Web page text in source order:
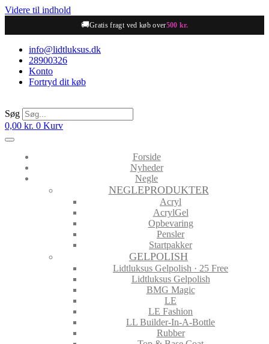
Videre til indhold
🚚Gratis fragt ved køb over500 kr.
info@lidtluksus.dk
28900326
Konto
Fortryd dit køb
Søg
0,00 kr. 0 Kurv
Forside
Nyheder
Negle
NEGLEPRODUKTER
Acryl
AcrylGel
Opbevaring
Pensler
Startpakker
GELPOLISH
Lidtluksus Gelpolish · 25 Free
Lidtluksus Gelpolish
BMG Magic
LE
LE Fashion
LL Builder-In-A-Bottle
Rubber